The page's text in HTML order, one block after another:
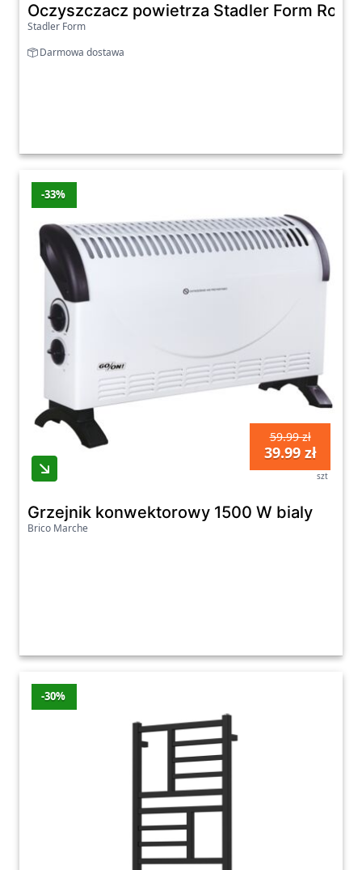
Oczyszczacz powietrza Stadler Form
Stadler Form
Darmowa dostawa
-33%
59.99 zł
39.99 zł
szt
Grzejnik konwektorowy 1500 W bialy
Brico Marche
-30%